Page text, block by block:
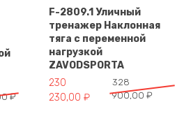
₽ 364 550,00 ₽.
₽.
F-2809.1 Уличный
тренажер Наклонная
тяга с переменной
нагрузкой
ZAVODSPORTA
328
900,00 ₽
Первоначальная цена
230
230,00 ₽
Текущая цена: 230 230,00 ₽.